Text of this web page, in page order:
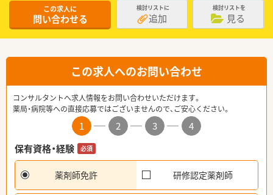
この求人に
問い合わせる
検討リストに
追加
検討リストを
見る
この求人へのお問い合わせ
コンサルタントへ求人情報をお問い合わせいただけます。
薬局・病院等への直接応募ではございませんので、ご安心ください。
1 2 3
4
保有資格・経験
必須
薬剤師免許 研修認定薬剤師